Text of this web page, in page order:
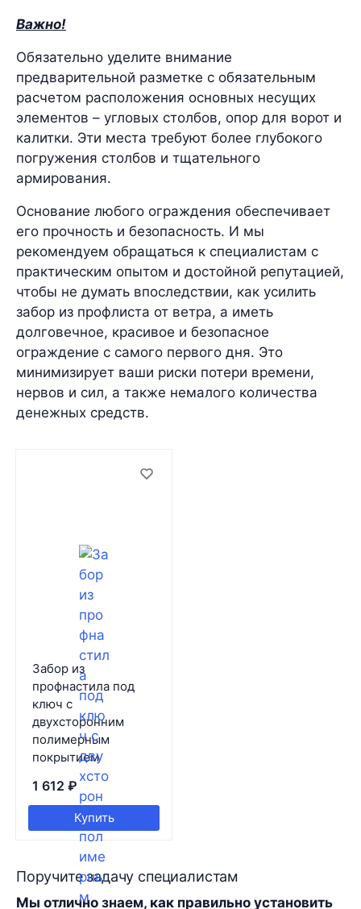
Важно!
Обязательно уделите внимание
предварительной разметке с обязательным
расчетом расположения основных несущих
элементов – угловых столбов, опор для ворот и
калитки. Эти места требуют более глубокого
погружения столбов и тщательного
армирования.
Основание любого ограждения обеспечивает
его прочность и безопасность. И мы
рекомендуем обращаться к специалистам с
практическим опытом и достойной репутацией,
чтобы не думать впоследствии, как усилить
забор из профлиста от ветра, а иметь
долговечное, красивое и безопасное
ограждение с самого первого дня. Это
минимизирует ваши риски потери времени,
нервов и сил, а также немалого количества
денежных средств.
Забор из
профнастила под
ключ с
двухсторонним
полимерным
покрытием
1 612 ₽
Купить
Поручите задачу специалистам
Мы отлично знаем, как правильно установить